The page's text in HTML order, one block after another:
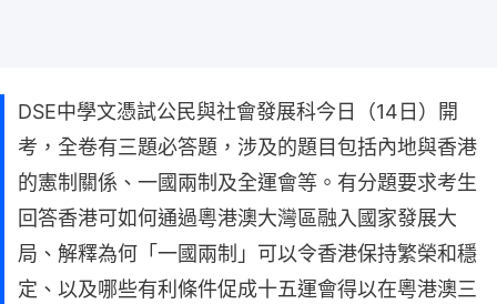
DSE中學文憑試公民與社會發展科今日（14日）開
考，全卷有三題必答題，涉及的題目包括內地與香港
的憲制關係、一國兩制及全運會等。有分題要求考生
回答香港可如何通過粵港澳大灣區融入國家發展大
局、解釋為何「一國兩制」可以令香港保持繁榮和穩
定、以及哪些有利條件促成十五運會得以在粵港澳三